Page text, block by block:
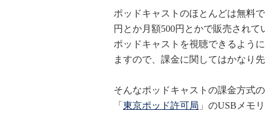
ポッドキャストのほとんどは無料
円とか月額500円とかで販売され
ポッドキャストを視聴できるよう
ますので、課金に関してはかなり
そんなポッドキャストの課金方式
「 東京ポッド許可局 」のUSBメモ